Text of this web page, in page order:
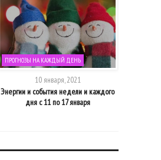
ПРОГНОЗЫ НА КАЖДЫЙ ДЕНЬ
10 января, 2021
Энергии и события недели и каждого
дня с 11 по 17 января